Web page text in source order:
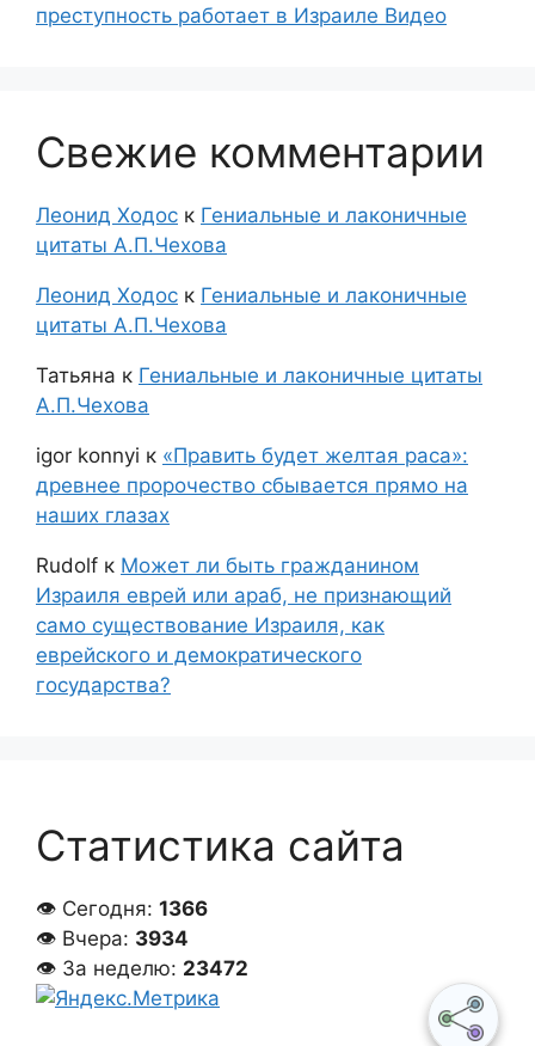
преступность работает в Израиле Видео
Свежие комментарии
Леонид Ходос к Гениальные и лаконичные
цитаты А.П.Чехова
Леонид Ходос к Гениальные и лаконичные
цитаты А.П.Чехова
Татьяна к Гениальные и лаконичные цитаты
А.П.Чехова
igor konnyi к «Править будет желтая раса»:
древнее пророчество сбывается прямо на
наших глазах
Rudolf к Может ли быть гражданином
Израиля еврей или араб, не признающий
само существование Израиля, как
еврейского и демократического
государства?
Статистика сайта
👁 Сегодня: 1366
👁 Вчера: 3934
👁 За неделю: 23472